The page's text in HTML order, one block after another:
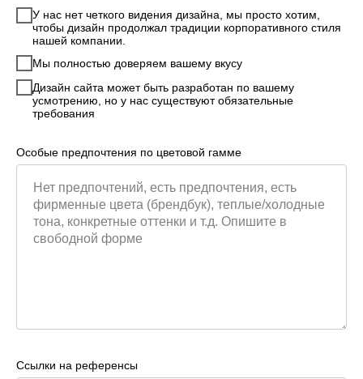
У нас нет четкого видения дизайна, мы просто хотим,
чтобы дизайн продолжал традиции корпоративного стиля
нашей компании.
Мы полностью доверяем вашему вкусу
Дизайн сайта может быть разработан по вашему
усмотрению, но у нас существуют обязательные
требования
Особые предпочтения по цветовой гамме
Ссылки на референсы